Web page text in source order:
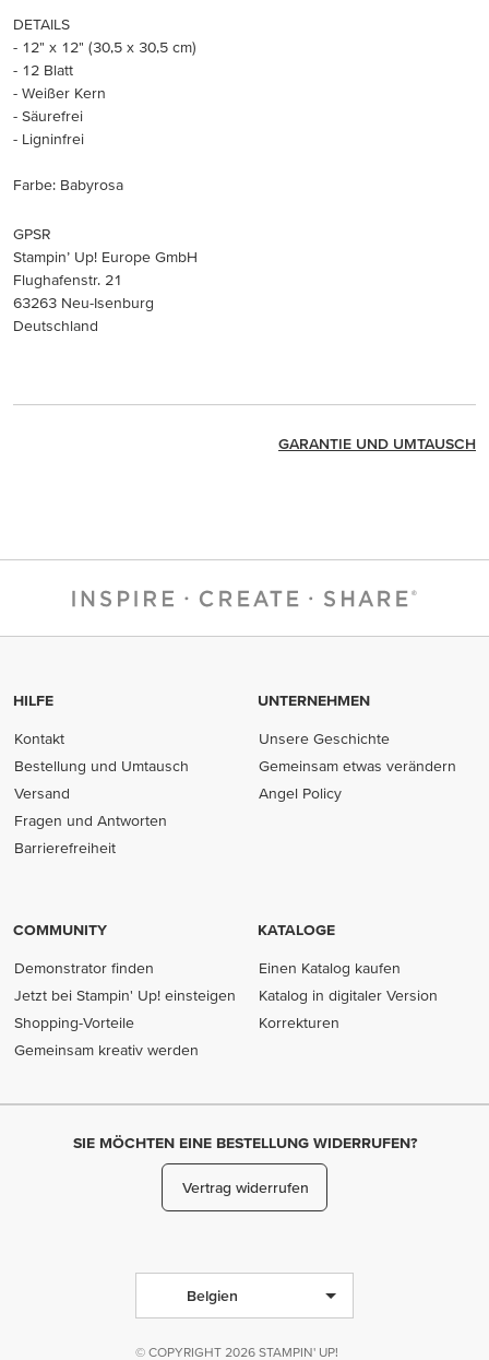
DETAILS
- 12" x 12" (30,5 x 30,5 cm)
- 12 Blatt
- Weißer Kern
- Säurefrei
- Ligninfrei
Farbe: Babyrosa
GPSR
Stampin’ Up! Europe GmbH
Flughafenstr. 21
63263 Neu-Isenburg
Deutschland
GARANTIE UND UMTAUSCH
HILFE
Kontakt
Bestellung und Umtausch
Versand
Fragen und Antworten
Barrierefreiheit
UNTERNEHMEN
Unsere Geschichte
Gemeinsam etwas verändern
Angel Policy
COMMUNITY
Demonstrator finden
Jetzt bei Stampin' Up! einsteigen
Shopping-Vorteile
Gemeinsam kreativ werden
KATALOGE
Einen Katalog kaufen
Katalog in digitaler Version
Korrekturen
SIE MÖCHTEN EINE BESTELLUNG WIDERRUFEN?
Vertrag widerrufen
Belgien
© COPYRIGHT 2026 STAMPIN' UP!